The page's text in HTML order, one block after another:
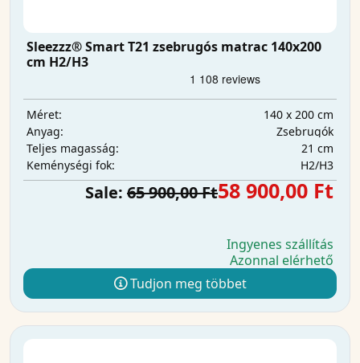
Sleezzz® Smart T21 zsebrugós matrac 140x200
cm H2/H3
Méret:
140 x 200 cm
Anyag:
Zsebrugók
Teljes magasság:
21 cm
Keménységi fok:
H2/H3
Sale: 65 900,00 Ft58 900,00 Ft
Ingyenes szállítás
Azonnal elérhető
Tudjon meg többet